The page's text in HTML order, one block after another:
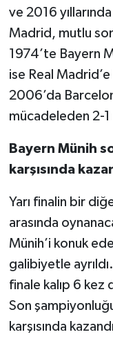
ve 2016
Madrid, mutlu
1974’te Bayern
ise Real
2006’da
mücadeleden 2-1
Bayern Münih
karşısında
Yarı finalin bir
arasında
Münih’i konuk
galibiyetle
finale kalıp 6 kez
Son
karşısında